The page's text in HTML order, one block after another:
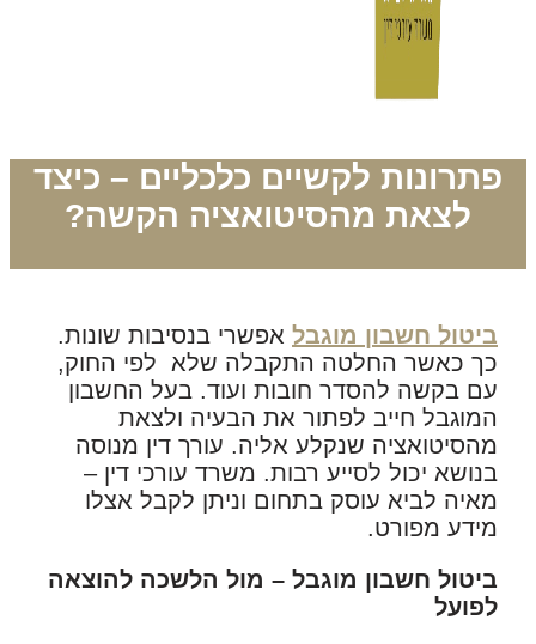
פתרונות לקשיים כלכליים – כיצד
לצאת מהסיטואציה הקשה?
ביטול חשבון מוגבלאפשרי בנסיבות שונות.
כך כאשר החלטה התקבלה שלא לפי החוק,
עם בקשה להסדר חובות ועוד. בעל החשבון
המוגבל חייב לפתור את הבעיה ולצאת
מהסיטואציה שנקלע אליה. עורך דין מנוסה
בנושא יכול לסייע רבות. משרד עורכי דין –
מאיה לביא עוסק בתחום וניתן לקבל אצלו
מידע מפורט.
ביטול חשבון מוגבל – מול הלשכה להוצאה
לפועל